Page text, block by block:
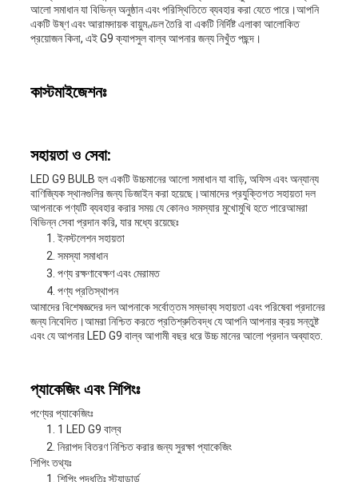
আলো সমাধান যা বিভিন্ন অনুষ্ঠান এবং পরিস্থিতিতে ব্যবহার করা যেতে পারে।আপনি
একটি উষ্ণ এবং আরামদায়ক বায়ুমণ্ডল তৈরি বা একটি নির্দিষ্ট এলাকা আলোকিত
প্রয়োজন কিনা, এই G9 ক্যাপসুল বাল্ব আপনার জন্য নিখুঁত পছন্দ।
কাস্টমাইজেশনঃ
সহায়তা ও সেবা:
LED G9 BULB হল একটি উচ্চমানের আলো সমাধান যা বাড়ি, অফিস এবং অন্যান্য
বাণিজ্যিক স্থানগুলির জন্য ডিজাইন করা হয়েছে।আমাদের প্রযুক্তিগত সহায়তা দল
আপনাকে পণ্যটি ব্যবহার করার সময় যে কোনও সমস্যার মুখোমুখি হতে পারেআমরা
বিভিন্ন সেবা প্রদান করি, যার মধ্যে রয়েছেঃ
ইনস্টলেশন সহায়তা
সমস্যা সমাধান
পণ্য রক্ষণাবেক্ষণ এবং মেরামত
পণ্য প্রতিস্থাপন
আমাদের বিশেষজ্ঞদের দল আপনাকে সর্বোত্তম সম্ভাব্য সহায়তা এবং পরিষেবা প্রদানের
জন্য নিবেদিত।আমরা নিশ্চিত করতে প্রতিশ্রুতিবদ্ধ যে আপনি আপনার ক্রয় সন্তুষ্ট
এবং যে আপনার LED G9 বাল্ব আগামী বছর ধরে উচ্চ মানের আলো প্রদান অব্যাহত.
প্যাকেজিং এবং শিপিংঃ
পণ্যের প্যাকেজিংঃ
1 LED G9 বাল্ব
নিরাপদ বিতরণ নিশ্চিত করার জন্য সুরক্ষা প্যাকেজিং
শিপিং তথ্যঃ
শিপিং পদ্ধতিঃ স্ট্যান্ডার্ড